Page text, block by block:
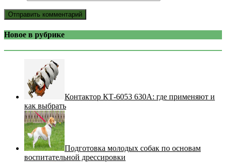
Новое в рубрике
Контактор КТ-6053 630А: где применяют и
как выбрать
Подготовка молодых собак по основам
воспитательной дрессировки